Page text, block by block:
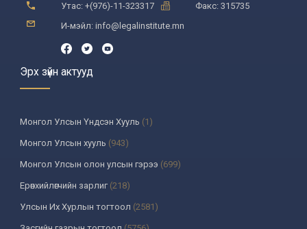
Утас: +(976)-11-323317
Факс: 315735
И-мэйл: info@legalinstitute.mn
Эрх зүйн актууд
Монгол Улсын Үндсэн Хууль (1)
Монгол Улсын хууль (943)
Монгол Улсын олон улсын гэрээ (699)
Ерөнхийлөгчийн зарлиг(218)
Улсын Их Хурлын тогтоол (2581)